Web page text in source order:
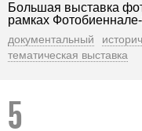
Большая выставка
рамках
документальный
тематическая выставка